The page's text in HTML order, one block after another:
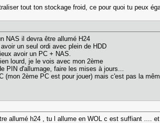
tout ton stockage froid, ce pour quoi tu peux
NAS il devra être allumé H24
un seul ordi avec plein de HDD
avoir un PC + NAS.
lourd, je le vois avec mon 2ème
PIN d'allumage, faire les mises à jours...
2ème PC est pour jouer) mais c'est pas la
allumé h24 , tu l allume en WOL c est suffiant ....